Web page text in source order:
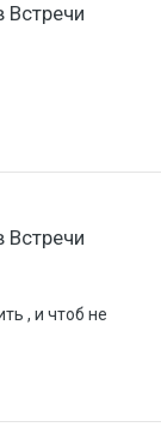
Встречи
Встречи
, и чтоб не